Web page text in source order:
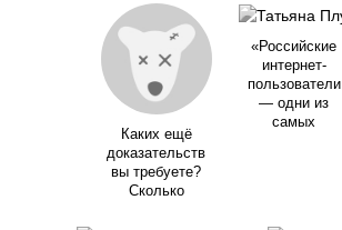
Каких ещё
доказательств
вы требуете?
Сколько
«Российские
интернет-
пользователи
— одни из
самых